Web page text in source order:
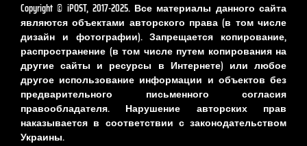
Copyright © iPOST, 2017-2025. Все материалы данного сайта
являются объектами авторского права (в том числе
дизайн и фотографии). Запрещается копирование,
распространение (в том числе путем копирования на
другие сайты и ресурсы в Интернете) или любое
другое использование информации и объектов без
предварительного письменного согласия
правообладателя. Нарушение авторских прав
наказывается в соответствии с законодательством
Украины.